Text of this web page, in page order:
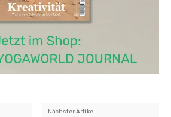
Nächster Artikel